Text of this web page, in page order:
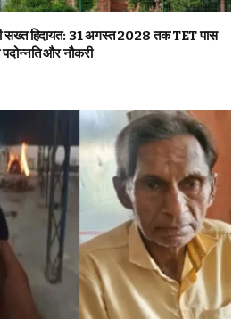
सख्त हिदायत: 31 अगस्त 2028 तक TET पास
और नौकरी